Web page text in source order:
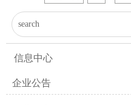
信息中心
企业公告